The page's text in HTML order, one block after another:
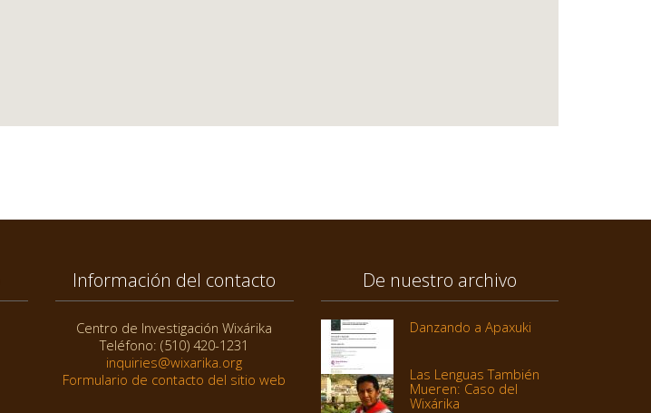
Información del contacto
Centro de Investigación Wixárika
Teléfono: (510) 420-1231
inquiries@wixarika.org
Formulario de contacto del sitio web
De nuestro archivo
Danzando a Apaxuki
Las Lenguas También
Mueren: Caso del
Wixárika